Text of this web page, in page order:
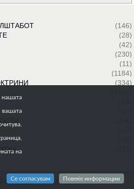
(146)
(28)
(42)
(230)
(11)
(1184)
(334)
Сите права се задржани
на
Се согласувам Повеќе информации